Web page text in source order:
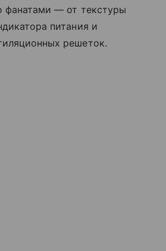
фанатами — от текстуры
питания и
решеток.